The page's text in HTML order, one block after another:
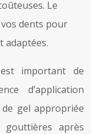
Le
dents pour
adaptées.
important de
d’application
de gel appropriée
après